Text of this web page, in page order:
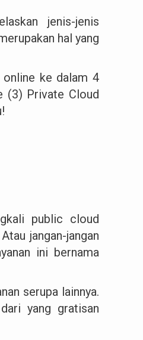
jenis-jenis
hal yang
online ke dalam 4
(3) Private Cloud
public cloud
jangan-jangan
ini bernama
serupa lainnya.
yang gratisan